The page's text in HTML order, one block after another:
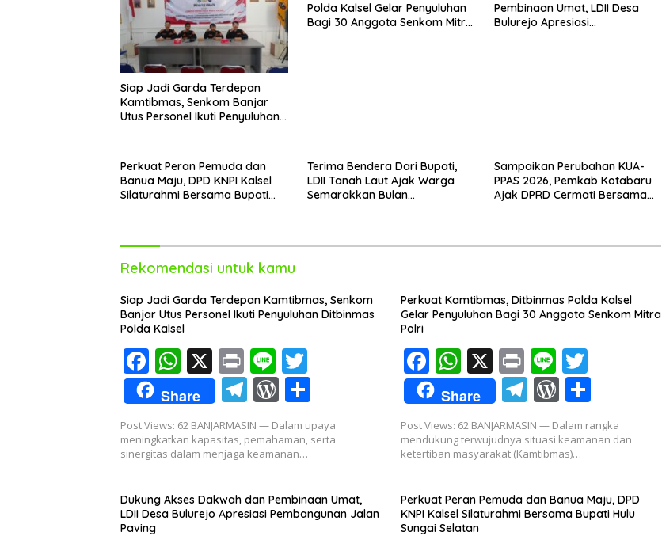
Siap Jadi Garda Terdepan
Kamtibmas, Senkom Banjar
Utus Personel Ikuti Penyuluhan
Polda Kalsel Gelar Penyuluhan
Bagi 30 Anggota Senkom Mitra
Pembinaan Umat, LDII Desa
Bulurejo Apresiasi
Perkuat Peran Pemuda dan
Banua Maju, DPD KNPI Kalsel
Silaturahmi Bersama Bupati
Terima Bendera Dari Bupati,
LDII Tanah Laut Ajak Warga
Semarakkan Bulan
Sampaikan Perubahan KUA-
PPAS 2026, Pemkab Kotabaru
Ajak DPRD Cermati Bersama
Rekomendasi untuk kamu
Siap Jadi Garda Terdepan Kamtibmas, Senkom
Banjar Utus Personel Ikuti Penyuluhan Ditbinmas
Polda Kalsel
F
ac
e
b
o
k
W
h
at
s
A
p
X Pr
in
t
Li
n
e
w
itt
er
Share T
el
e
gr
a
m
W
or
d
Pr
e
ss
ar
Post Views: 62 BANJARMASIN — Dalam upaya
meningkatkan kapasitas, pemahaman, serta
sinergitas dalam menjaga keamanan…
Perkuat Kamtibmas, Ditbinmas Polda Kalsel
Gelar Penyuluhan Bagi 30 Anggota Senkom Mitra
Polri
F
ac
e
b
o
o
k
W
h
at
s
A
p
X Pr
in
t
Li
n
e
T
w
itt
er
Share T
el
e
gr
a
m
W
or
d
Pr
e
ss
S
ar
Post Views: 62 BANJARMASIN — Dalam rangka
mendukung terwujudnya situasi keamanan dan
ketertiban masyarakat (Kamtibmas)…
Dukung Akses Dakwah dan Pembinaan Umat,
LDII Desa Bulurejo Apresiasi Pembangunan Jalan
Paving
Perkuat Peran Pemuda dan Banua Maju, DPD
KNPI Kalsel Silaturahmi Bersama Bupati Hulu
Sungai Selatan